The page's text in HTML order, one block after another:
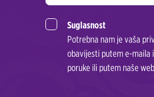
Suglasnost
Potrebna nam je vaša
obavijesti putem e-maila
poruke ili putem naše